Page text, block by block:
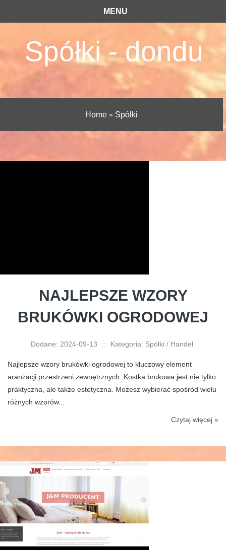
MENU
Spółki - dondu
Home » Spółki
NAJLEPSZE WZORY
BRUKÓWKI OGRODOWEJ
Dodane: 2024-09-13 :: Kategoria: Spółki / Handel
Najlepsze wzory brukówki ogrodowej to kluczowy element
aranżacji przestrzeni zewnętrznych. Kostka brukowa jest nie tylko
praktyczna, ale także estetyczna. Możesz wybierać spośród wielu
różnych wzorów...
Czytaj więcej »